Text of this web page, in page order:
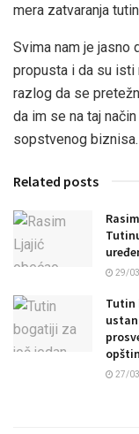
mera zatvaranja
Svima nam je jasno
propusta i da su isti
razlog da se
da im se na taj
sopstvenog biznisa.
Related posts
29/
Tutin
27/